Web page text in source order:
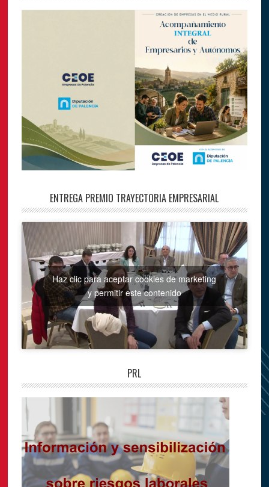
ENTREGA PREMIO TRAYECTORIA EMPRESARIAL
Haz clic para aceptar cookies de marketing
y permitir este contenido
PRL